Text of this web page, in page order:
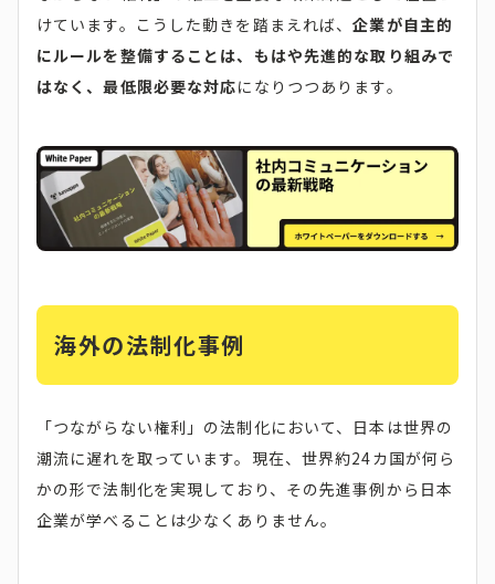
けています。こうした動きを踏まえれば、企業が自主的
にルールを整備することは、もはや先進的な取り組みで
はなく、最低限必要な対応になりつつあります。
海外の法制化事例
「つながらない権利」の法制化において、日本は世界の
潮流に遅れを取っています。現在、世界約24カ国が何ら
かの形で法制化を実現しており、その先進事例から日本
企業が学べることは少なくありません。